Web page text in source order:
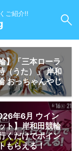
ご紹介!!
】「三本ローラ
（うた）」 岸和
おっちゃんやじ
年6月 ウイン
ト】岸和田競輪
くだけでポイン
もらえる！